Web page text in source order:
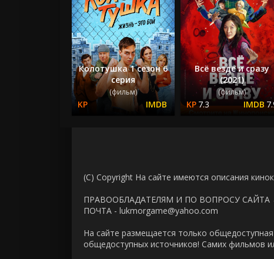
Колотушка 1 сезон 6
серия
(фильм)
Всё везде и сразу
(2021)
(фильм)
7.3
(C) Copyright На сайте имеются описания
ПРАВООБЛАДАТЕЛЯМ И ПО ВОПРОСУ САЙТА
ПОЧТА - lukmorgame@yahoo.com
На сайте размещается только
общедоступных источников! Самих фильмов